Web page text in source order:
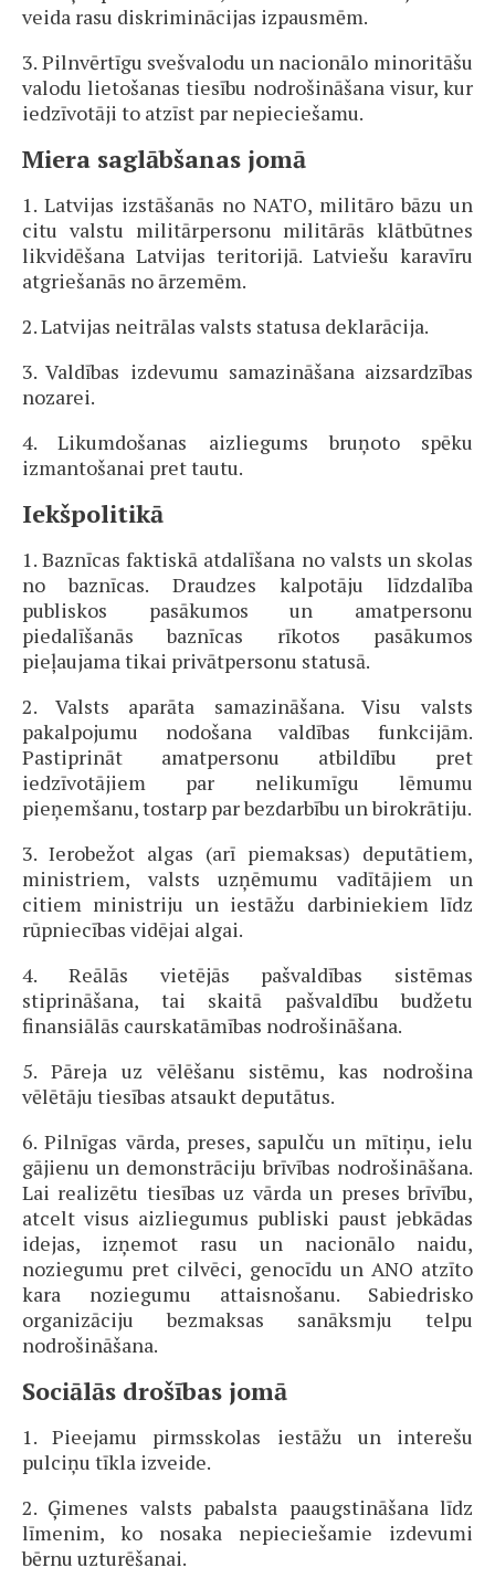
veida rasu diskriminācijas izpausmēm.
3. Pilnvērtīgu svešvalodu un nacionālo minoritāšu
valodu lietošanas tiesību nodrošināšana visur, kur
iedzīvotāji to atzīst par nepieciešamu.
Miera saglābšanas jomā
1. Latvijas izstāšanās no NATO, militāro bāzu un
citu valstu militārpersonu militārās klātbūtnes
likvidēšana Latvijas teritorijā. Latviešu karavīru
atgriešanās no ārzemēm.
2. Latvijas neitrālas valsts statusa deklarācija.
3. Valdības izdevumu samazināšana aizsardzības
nozarei.
4. Likumdošanas aizliegums bruņoto spēku
izmantošanai pret tautu.
Iekšpolitikā
1. Baznīcas faktiskā atdalīšana no valsts un skolas
no baznīcas. Draudzes kalpotāju līdzdalība
publiskos pasākumos un amatpersonu
piedalīšanās baznīcas rīkotos pasākumos
pieļaujama tikai privātpersonu statusā.
2. Valsts aparāta samazināšana. Visu valsts
pakalpojumu nodošana valdības funkcijām.
Pastiprināt amatpersonu atbildību pret
iedzīvotājiem par nelikumīgu lēmumu
pieņemšanu, tostarp par bezdarbību un birokrātiju.
3. Ierobežot algas (arī piemaksas) deputātiem,
ministriem, valsts uzņēmumu vadītājiem un
citiem ministriju un iestāžu darbiniekiem līdz
rūpniecības vidējai algai.
4. Reālās vietējās pašvaldības sistēmas
stiprināšana, tai skaitā pašvaldību budžetu
finansiālās caurskatāmības nodrošināšana.
5. Pāreja uz vēlēšanu sistēmu, kas nodrošina
vēlētāju tiesības atsaukt deputātus.
6. Pilnīgas vārda, preses, sapulču un mītiņu, ielu
gājienu un demonstrāciju brīvības nodrošināšana.
Lai realizētu tiesības uz vārda un preses brīvību,
atcelt visus aizliegumus publiski paust jebkādas
idejas, izņemot rasu un nacionālo naidu,
noziegumu pret cilvēci, genocīdu un ANO atzīto
kara noziegumu attaisnošanu. Sabiedrisko
organizāciju bezmaksas sanāksmju telpu
nodrošināšana.
Sociālās drošības jomā
1. Pieejamu pirmsskolas iestāžu un interešu
pulciņu tīkla izveide.
2. Ģimenes valsts pabalsta paaugstināšana līdz
līmenim, ko nosaka nepieciešamie izdevumi
bērnu uzturēšanai.